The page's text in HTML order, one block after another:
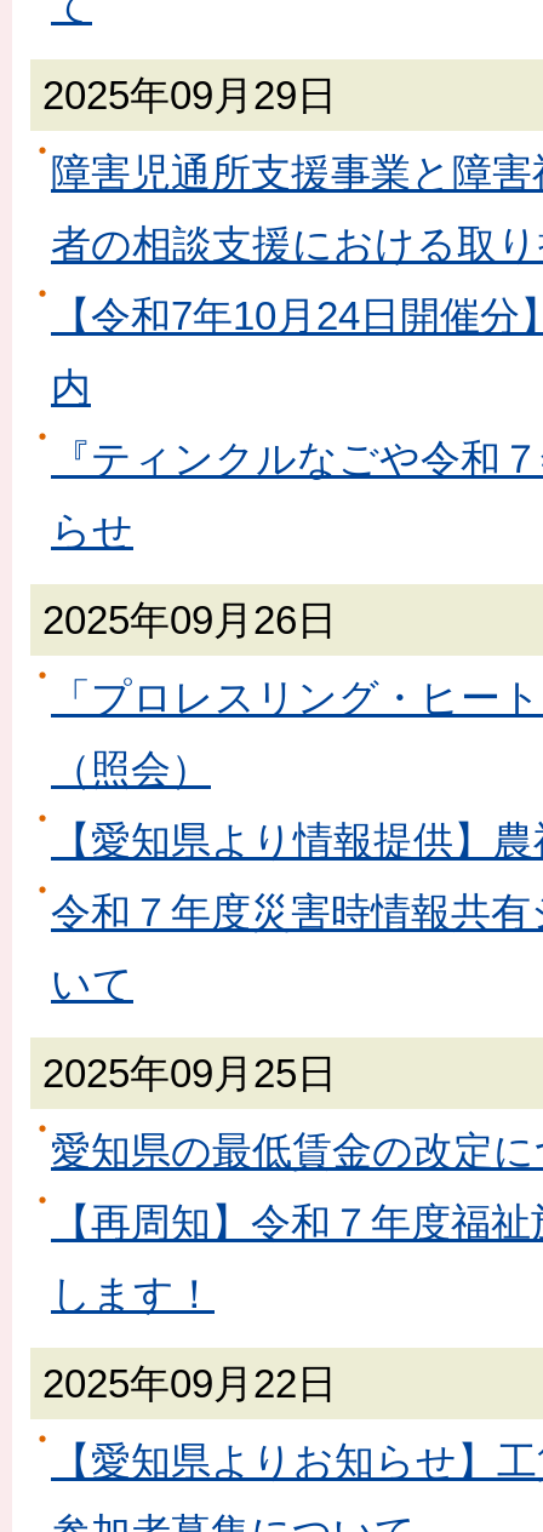
2025年09月29日
障害児通所支援事業と障
者の相談支援における取
【令和7年10月24日開催
内
『ティンクルなごや令和
らせ
2025年09月26日
「プロレスリング・ヒー
（照会）
【愛知県より情報提供】
令和７年度災害時情報共
いて
2025年09月25日
愛知県の最低賃金の改定
【再周知】令和７年度福
します！
2025年09月22日
【愛知県よりお知らせ】